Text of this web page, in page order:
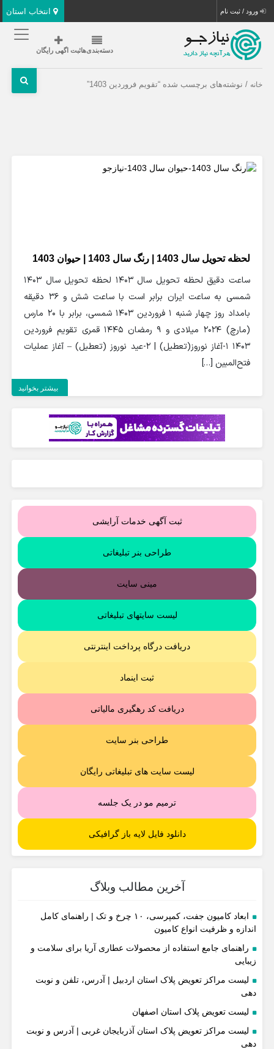
انتخاب استان ورود / ثبت نام
دسته‌بندی‌هاثبت اگهی رایگان
خانه / نوشته‌های برچسب شده “تقویم فروردین 1403”
لحظه تحویل سال 1403 | رنگ سال 1403 | حیوان 1403
ساعت دقیق لحظه تحویل سال ۱۴۰۳ لحظه تحویل سال 1403
شمسی به ساعت ایران برابر است با ساعت شش و 36 دقیقه
بامداد روز چهار شنبه 1 فروردین 1403 شمسی، برابر با 20 مارس
(مارچ) 2024 میلادی و 9 رمضان 1445 قمری تقویم فروردین
1403 ۱-آغاز نوروز(تعطيل) | ۲-عيد نوروز (تعطيل) – آغاز عمليات
فتح‌المبين […]
بیشتر بخوانید
ثبت آگهی خدمات آرایشی
طراحی بنر تبلیغاتی
مینی سایت
لیست سایتهای تبلیغاتی
دریافت درگاه پرداخت اینترنتی
ثبت اینماد
دریافت کد رهگیری مالیاتی
طراحی بنر سایت
لیست سایت های تبلیغاتی رایگان
ترمیم مو در یک جلسه
دانلود فایل لایه باز گرافیکی
آخرین مطالب وبلاگ
ابعاد کامیون جفت، کمپرسی، ۱۰ چرخ و تک | راهنمای کامل
اندازه و ظرفیت انواع کامیون
راهنمای جامع استفاده از محصولات عطاری آریا برای سلامت و
زیبایی
لیست مراکز تعویض پلاک استان اردبیل | آدرس، تلفن و نوبت
دهی
لیست تعویض پلاک استان اصفهان
لیست مراکز تعویض پلاک استان آذربایجان غربی | آدرس و نوبت
دهی